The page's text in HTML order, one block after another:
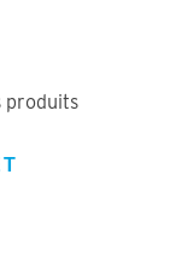
produits